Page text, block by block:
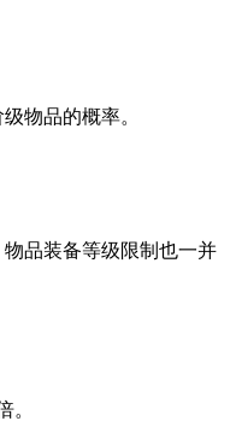
物品的概率。
品装备等级限制也一并
。